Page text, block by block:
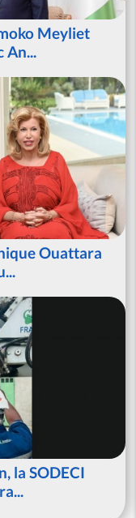
Meyliet
An...
Ouattara
la SODECI